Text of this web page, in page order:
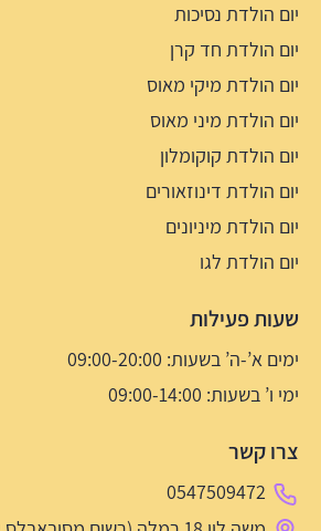
יום הולדת נסיכות
יום הולדת חד קרן
יום הולדת מיקי מאוס
יום הולדת מיני מאוס
יום הולדת קוקומלון
יום הולדת דינוזאורים
יום הולדת מיניונים
יום הולדת לגו
שעות פעילות
ימים א’-ה’ בשעות: 09:00-20:00
ימי ו’ בשעות: 09:00-14:00
צרו קשר
0547509472